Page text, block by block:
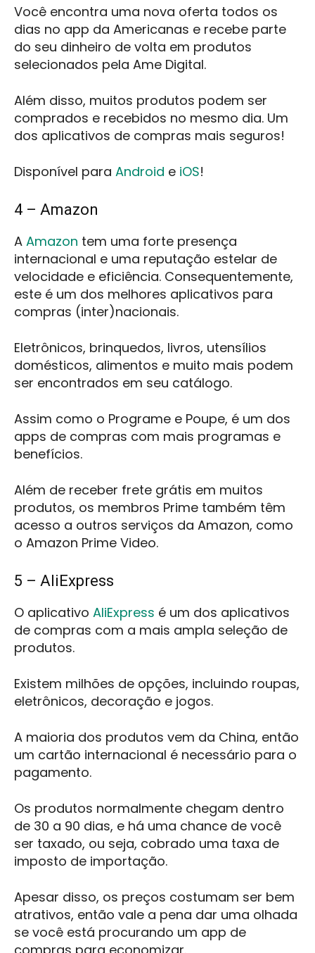
Você encontra uma nova oferta todos os
dias no app da Americanas e recebe parte
do seu dinheiro de volta em produtos
selecionados pela Ame Digital.
Além disso, muitos produtos podem ser
comprados e recebidos no mesmo dia. Um
dos aplicativos de compras mais seguros!
Disponível para Android e iOS!
4 – Amazon
A Amazon tem uma forte presença
internacional e uma reputação estelar de
velocidade e eficiência. Consequentemente,
este é um dos melhores aplicativos para
compras (inter)nacionais.
Eletrônicos, brinquedos, livros, utensílios
domésticos, alimentos e muito mais podem
ser encontrados em seu catálogo.
Assim como o Programe e Poupe, é um dos
apps de compras com mais programas e
benefícios.
Além de receber frete grátis em muitos
produtos, os membros Prime também têm
acesso a outros serviços da Amazon, como
o Amazon Prime Video.
5 – AliExpress
O aplicativo AliExpress é um dos aplicativos
de compras com a mais ampla seleção de
produtos.
Existem milhões de opções, incluindo roupas,
eletrônicos, decoração e jogos.
A maioria dos produtos vem da China, então
um cartão internacional é necessário para o
pagamento.
Os produtos normalmente chegam dentro
de 30 a 90 dias, e há uma chance de você
ser taxado, ou seja, cobrado uma taxa de
imposto de importação.
Apesar disso, os preços costumam ser bem
atrativos, então vale a pena dar uma olhada
se você está procurando um app de